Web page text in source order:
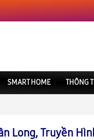
SMART HOME THÔNG
Long, Truyền